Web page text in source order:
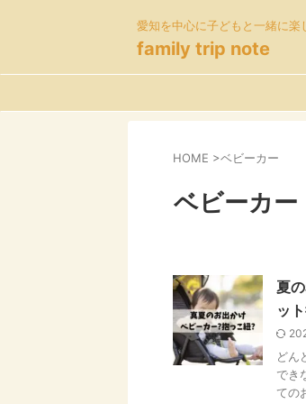
愛知を中心に子どもと一緒に楽
family trip note
HOME >ベビーカー
ベビーカー
夏
ッ
どん
でき
ての